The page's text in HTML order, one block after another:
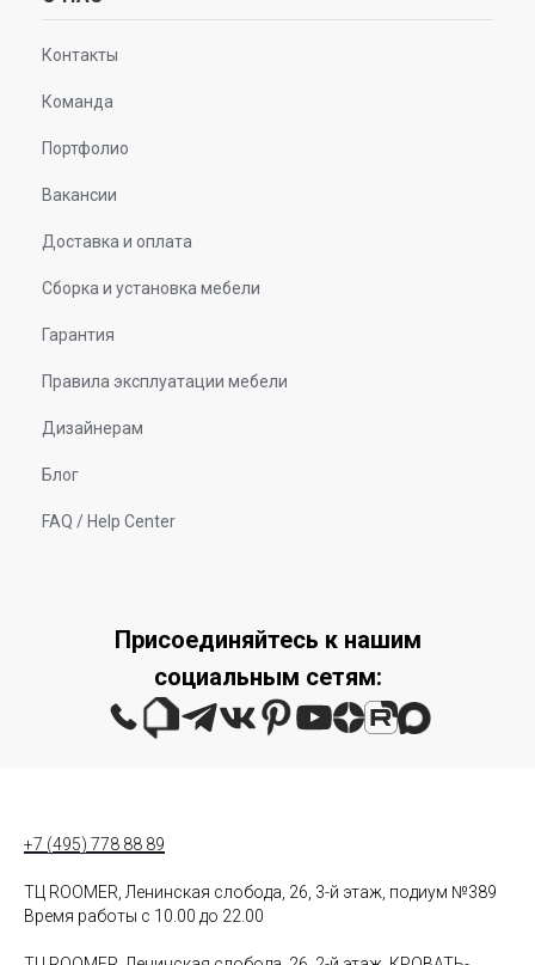
Контакты
Команда
Портфолио
Вакансии
Доставка и оплата
Сборка и установка мебели
Гарантия
Правила эксплуатации мебели
Дизайнерам
Блог
FAQ / Help Center
Присоединяйтесь к нашим
социальным сетям:
+7 (495) 778 88 89
ТЦ ROOMER, Ленинская слобода, 26, 3-й этаж, подиум №389
Время работы с 10.00 до 22.00